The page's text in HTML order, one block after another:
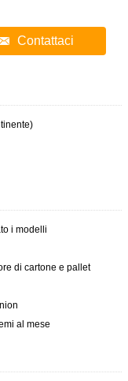
Contattaci
i modelli
di cartone e pallet
al mese